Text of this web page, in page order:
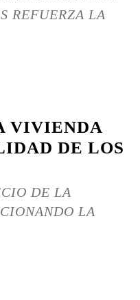
REFUERZA LA
VIVIENDA
DE LOS
DE LA
LA